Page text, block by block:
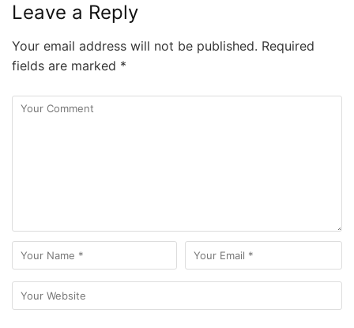
Leave a Reply
Your email address will not be published. Required
fields are marked *